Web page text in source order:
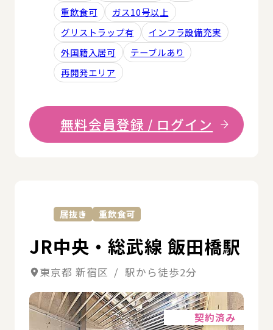
重飲食可
ガス10号以上
グリストラップ有
インフラ設備充実
外国籍入居可
テーブルあり
再開発エリア
無料会員登録 / ログイン
居抜き 重飲食可
JR中央・総武線 飯田橋駅
東京都 新宿区 / 駅から徒歩2分
契約済み